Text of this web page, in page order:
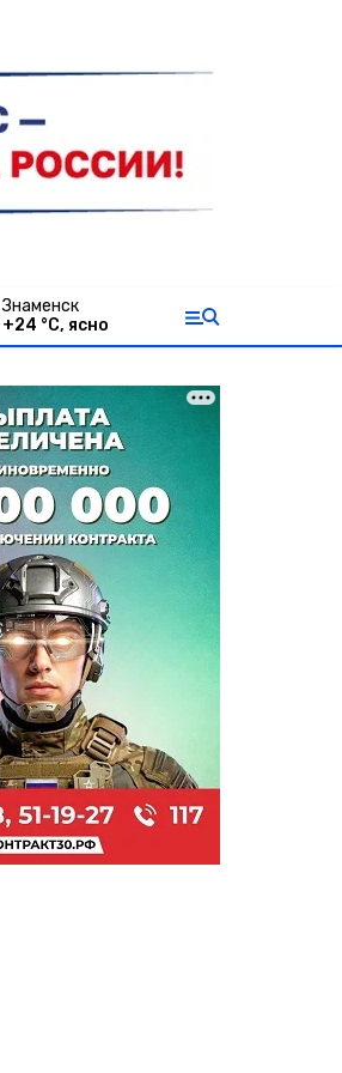
Знаменск
+24 °С, ясно